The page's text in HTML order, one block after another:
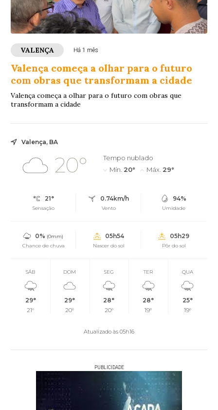
VALENÇA Há 1 mês
Valença começa a olhar para o futuro
com obras que transformam a cidade
Valença começa a olhar para o futuro com obras que
transformam a cidade
Valença, BA
20°
Tempo nublado
Mín. 20° Máx. 29°
21°
Sensação
0.74km/h
Vento
94%
Umidade
0% (0mm)
Chance de chuva
05h54
Nascer do sol
05h29
Pôr do sol
SÁB
29°
21°
DOM
29°
20°
SEG
28°
20°
TER
28°
19°
QUA
25°
19°
Atualizado às 05h16
PUBLICIDADE